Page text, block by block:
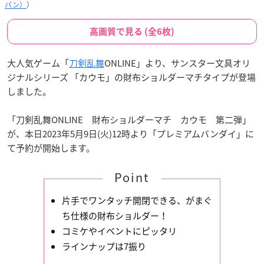
バン） ）
高画質で見る (全6枚)
大人気ゲーム「刀剣乱舞ONLINE」より、サンスター文具オリ
ジナルシリーズ 「カウモ」の財布ショルダーマチタイプが登場
しました。
「刀剣乱舞ONLINE 財布ショルダーマチ カウモ 第二弾」
が、本日2023年5月9日(火)12時より「プレミアムバンダイ」に
て予約が開始します。
Point
片手でワンタッチ開閉できる、がまぐ
ち仕様の財布ショルダー！
コミケやイベントにピッタリ
ラインナップは7振り